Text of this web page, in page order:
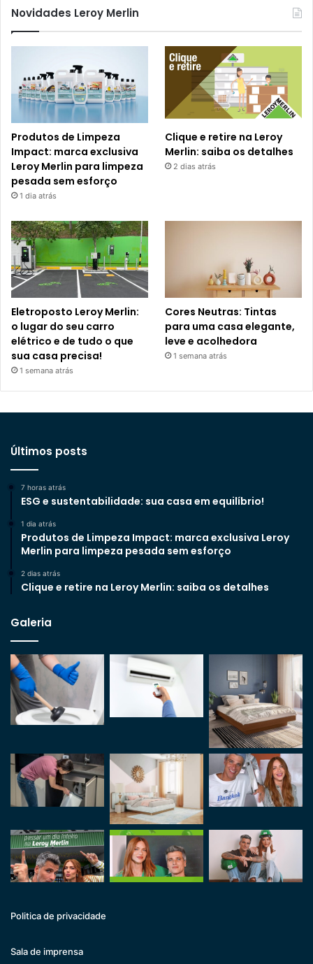
Novidades Leroy Merlin
Produtos de Limpeza
Impact: marca exclusiva
Leroy Merlin para limpeza
pesada sem esforço
1 dia atrás
Clique e retire na Leroy
Merlin: saiba os detalhes
2 dias atrás
Eletroposto Leroy Merlin:
o lugar do seu carro
elétrico e de tudo o que
sua casa precisa!
1 semana atrás
Cores Neutras: Tintas
para uma casa elegante,
leve e acolhedora
1 semana atrás
Últimos posts
7 horas atrás
ESG e sustentabilidade: sua casa em equilíbrio!
1 dia atrás
Produtos de Limpeza Impact: marca exclusiva Leroy
Merlin para limpeza pesada sem esforço
2 dias atrás
Clique e retire na Leroy Merlin: saiba os detalhes
Galeria
Politica de privacidade
Sala de imprensa